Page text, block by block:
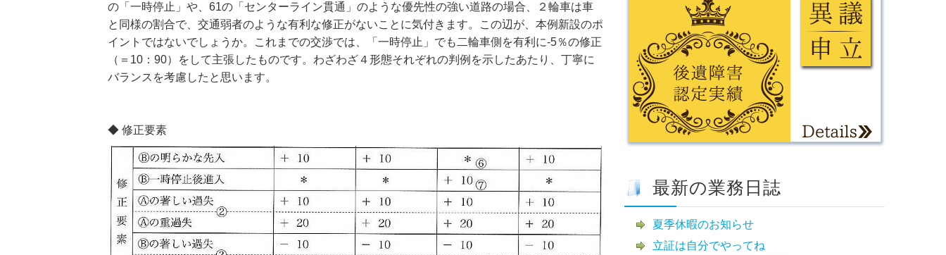
の「一時停止」や、61の「センターライン貫通」のような優先性の強い道路の場合、２輪車は車
と同様の割合で、交通弱者のような有利な修正がないことに気付きます。この辺が、本例新設のポ
イントではないでしょうか。これまでの交渉では、「一時停止」でも二輪車側を有利に-5％の修正
（＝10：90）をして主張したものです。わざわざ４形態それぞれの判例を示したあたり、丁寧に
バランスを考慮したと思います。
◆ 修正要素
最新の業務日誌
夏季休暇のお知らせ
立証は自分でやってね